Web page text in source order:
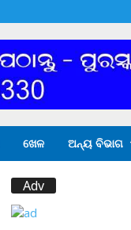
ଖେଳ ଅନ୍ୟ ବିଭାଗ
Adv